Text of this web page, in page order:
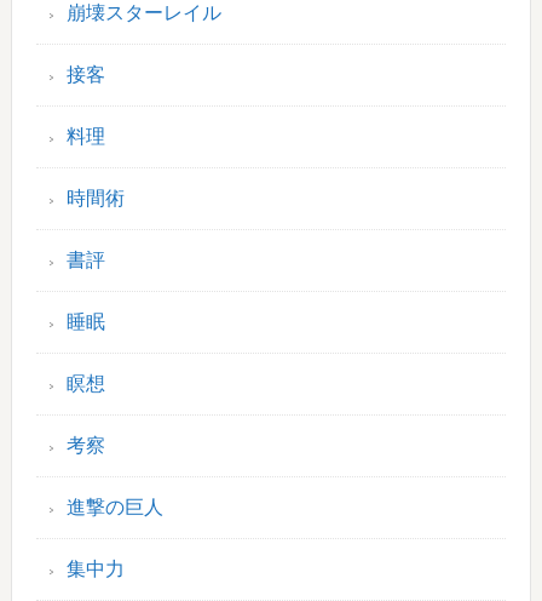
崩壊スターレイル
接客
料理
時間術
書評
睡眠
瞑想
考察
進撃の巨人
集中力